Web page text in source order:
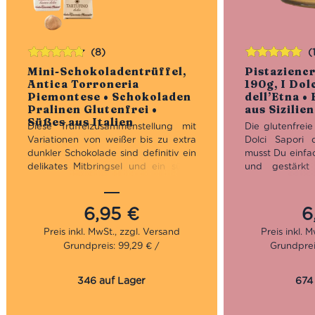
Mini-Schokoladentrüffel,
Antica Torroneria
Piemontese • Schokoladen
Pralinen Glutenfrei •
Süßes aus Italien
(8)
Diese Trüffelzusammenstellung mit
Variationen von weißer bis zu extra
dunkler Schokolade sind definitiv ein
delikates Mitbringsel und ein süßer
Jahreszeit.Die Mini-
Schokoladentrüffel enthalten je 2
Stück der Sorten: extranero, das
dunkle Original, bianco, con amaretti
und al pistacchio. Feine kleinen
6,95 €
Bewertet
mit 4.75
von 5
Grundpreis: 99,29 € /
346 auf Lager
190g, I
dell’Etna
aus Sizilien
Die
Dolci Sapori
musst Du
und
probiere den
aus 30%
Jahren stellt I
für
besten
Bewertet
mit5.00von
5